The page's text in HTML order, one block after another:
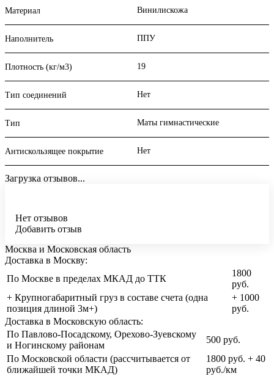
Материал Винилискожа
Наполнитель ППУ
Плотность (кг/м3) 19
Тип соединений Нет
Тип Маты гимнастические
Антискользящее покрытие Нет
Загрузка отзывов...
Нет отзывов
Добавить отзыв
Москва и Московская область
Доставка в Москву:
По Москве в пределах МКАД до ТТК
1800
руб.
+ Крупногабаритный груз в составе счета (одна
позиция длиной 3м+)
+ 1000
руб.
Доставка в Московскую область:
По Павлово-Посадскому, Орехово-Зуевскому
и Ногинскому районам
500 руб.
По Московской области (рассчитывается от
ближайшей точки МКАД)
1800 руб. + 40
руб./км